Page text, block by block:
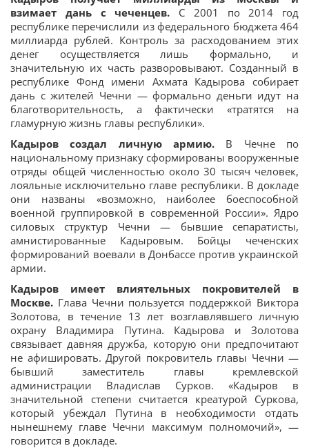
взимает дань с чеченцев. С 2001 по 2014 год
республике перечислили из федерального бюджета 464
миллиарда рублей. Контроль за расходованием этих
денег осуществляется лишь формально, и
значительную их часть разворовывают. Созданный в
республике Фонд имени Ахмата Кадырова собирает
дань с жителей Чечни — формально деньги идут на
благотворительность, а фактически «тратятся на
гламурную жизнь главы республики».
Кадыров создал личную армию. В Чечне по
национальному признаку сформированы вооруженные
отряды общей численностью около 30 тысяч человек,
лояльные исключительно главе республики. В докладе
они названы «возможно, наиболее боеспособной
военной группировкой в современной России». Ядро
силовых структур Чечни — бывшие сепаратисты,
амнистированные Кадыровым. Бойцы чеченских
формирований воевали в Донбассе против украинской
армии.
Кадыров имеет влиятельных покровителей в
Москве. Глава Чечни пользуется поддержкой Виктора
Золотова, в течение 13 лет возглавлявшего личную
охрану Владимира Путина. Кадырова и Золотова
связывает давняя дружба, которую они предпочитают
не афишировать. Другой покровитель главы Чечни —
бывший заместитель главы кремлевской
администрации Владислав Сурков. «Кадыров в
значительной степени считается креатурой Суркова,
который убеждал Путина в необходимости отдать
нынешнему главе Чечни максимум полномочий», —
говорится в докладе.